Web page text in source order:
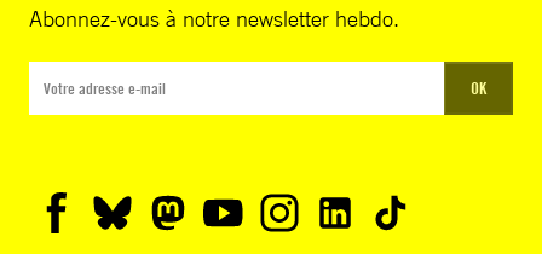
Abonnez-vous à notre newsletter hebdo.
OK